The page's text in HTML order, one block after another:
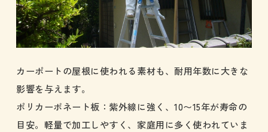
カーポートの屋根に使われる素材も、耐用年数に大きな
影響を与えます。
ポリカーボネート板：紫外線に強く、10〜15年が寿命の
目安。軽量で加工しやすく、家庭用に多く使われていま